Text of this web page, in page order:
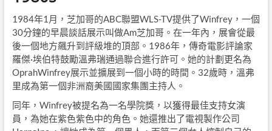
1984年1月，芝加哥的ABC聯盟WLS-TV提供了Winfrey，一個
30分鐘的早晨談話展示叫做Am芝加哥。在一年內，展會從最
後一個地方飆升到評級堆的頂部。1986年，傳奇電影評論家
羅傑·埃伯特鼓勵溫弗瑞通過聯合進行許可。她的計劃更名為
OprahWinfrey展示並擴展到一個小時的時間。32歲時，溫弗
里成為第一個非洲裔美國國家集團主持人。
同年，Winfrey被提名為一名學院獎，以獲得最佳支持女演
員，為她在紫色紫色中的角色。她還推出了電視製作公司